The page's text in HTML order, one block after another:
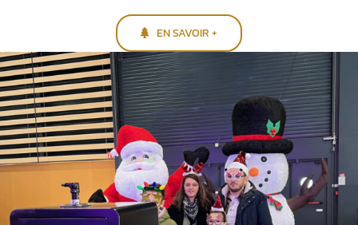
EN SAVOIR +